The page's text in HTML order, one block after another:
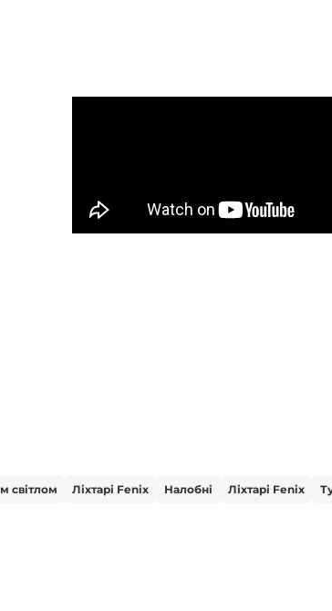
світлом Ліхтарі Fenix Налобні Ліхтарі Fenix